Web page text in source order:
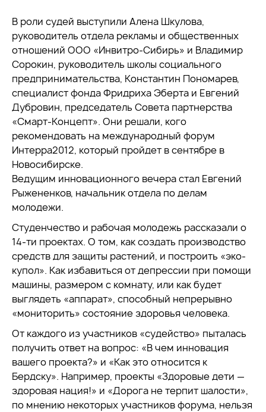
В роли судей выступили Алена Шкулова,
руководитель отдела рекламы и общественных
отношений ООО «Инвитро-Сибирь» и Владимир
Сорокин, руководитель школы социального
предпринимательства, Константин Пономарев,
специалист фонда Фридриха Эберта и Евгений
Дубровин, председатель Совета партнерства
«Смарт-Концепт». Они решали, кого
рекомендовать на международный форум
Интерра2012, который пройдет в сентябре в
Новосибирске.
Ведущим инновационного вечера стал Евгений
Рыжененков, начальник отдела по делам
молодежи.
Студенчество и рабочая молодежь рассказали о
14-ти проектах. О том, как создать производство
средств для защиты растений, и построить «эко-
купол». Как избавиться от депрессии при помощи
машины, размером с комнату, или как будет
выглядеть «аппарат», способный непрерывно
«мониторить» состояние здоровья человека.
От каждого из участников «судейство» пыталась
получить ответ на вопрос: «В чем инновация
вашего проекта?» и «Как это относится к
Бердску». Например, проекты «Здоровые дети —
здоровая нация!» и «Дорога не терпит шалости»,
по мнению некоторых участников форума, нельзя